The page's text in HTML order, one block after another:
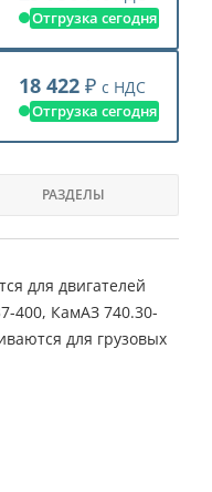
Отгрузка сегодня
18 422 ₽ с НДС
Отгрузка сегодня
РАЗДЕЛЫ
для двигателей
400, КамАЗ 740.30-
для грузовых